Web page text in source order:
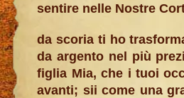
sentire nelle Nostre
da scoria ti ho
da argento nel più
figlia Mia, che i tuoi
avanti; sii come una